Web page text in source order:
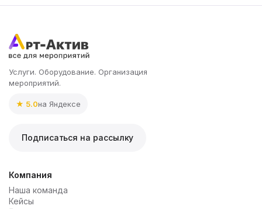
Услуги. Оборудование. Организация
мероприятий.
★ 5.0на Яндексе
Подписаться на рассылку
Компания
Наша команда
Кейсы